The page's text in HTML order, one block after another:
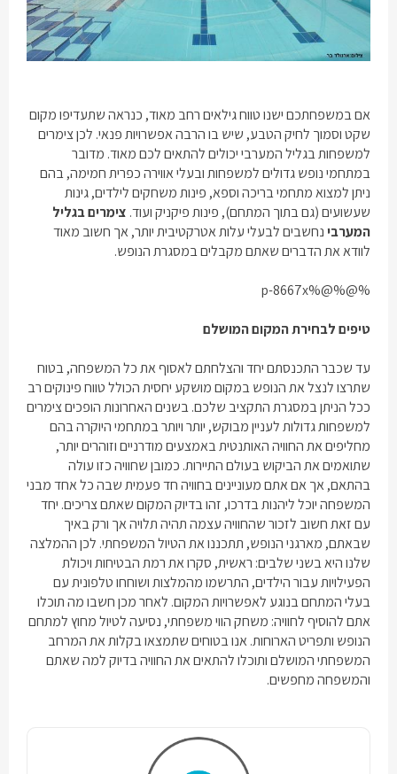
אם במשפחתכם ישנו טווח גילאים רחב מאוד, כנראה שתעדיפו מקום
שקט וסמוך לחיק הטבע, שיש בו הרבה אפשרויות פנאי. לכןצימרים
למשפחות בגליל המערבייכולים להתאים לכם מאוד. מדובר
במתחמי נופש גדולים למשפחות ובעלי אווירה כפרית חמימה, בהם
ניתן למצוא מתחמי בריכה וספא, פינות משחקים לילדים, גינות
שעשועים (גם בתוך המתחם), פינות פיקניק ועוד. צימרים בגליל
המערבינחשבים לבעלי עלות אטרקטיבית יותר, אך חשוב מאוד
לוודא את הדברים שאתם מקבלים במסגרת הנופש.
%@%@%p-8667x
טיפים לבחירת המקום המושלם
עד שכבר התכנסתם יחד והצלחתם לאסוף את כל המשפחה, בטוח
שתרצו לנצל את הנופש במקום מושקע יחסית הכולל טווח פינוקים רב
ככל הניתן במסגרת התקציב שלכם. בשנים האחרונות הופכיםצימרים
למשפחות גדולותלעניין מבוקש, יותר ויותר במתחמי היוקרה בהם
מחליפים את החוויה האותנטית באמצעים מודרניים וזוהרים יותר,
שתואמים את הביקוש בעולם התיירות. כמובן שחוויה כזו עולה
בהתאם, אך אם אתם מעוניינים בחוויה חד פעמית שבה כל אחד מבני
המשפחה יוכל ליהנות בדרכו, זהו בדיוק המקום שאתם צריכים. יחד
עם זאת חשוב לזכור שהחוויה עצמה תהיה תלויה אך ורק באיך
שבאתם, מארגני הנופש, תתכננו את הטיול המשפחתי. לכן ההמלצה
שלנו היא בשני שלבים: ראשית, סקרו את רמת הבטיחות ויכולת
הפעילויות עבור הילדים, התרשמו מהמלצות ושוחחו טלפונית עם
בעלי המתחם בנוגע לאפשרויות המקום. לאחר מכן חשבו מה תוכלו
אתם להוסיף לחוויה: משחק הווי משפחתי, נסיעה לטיול מחוץ למתחם
הנופש ותפריט הארוחות. אנו בטוחים שתמצאו בקלות את המרחב
המשפחתי המושלם ותוכלו להתאים את החוויה בדיוק למה שאתם
והמשפחה מחפשים.